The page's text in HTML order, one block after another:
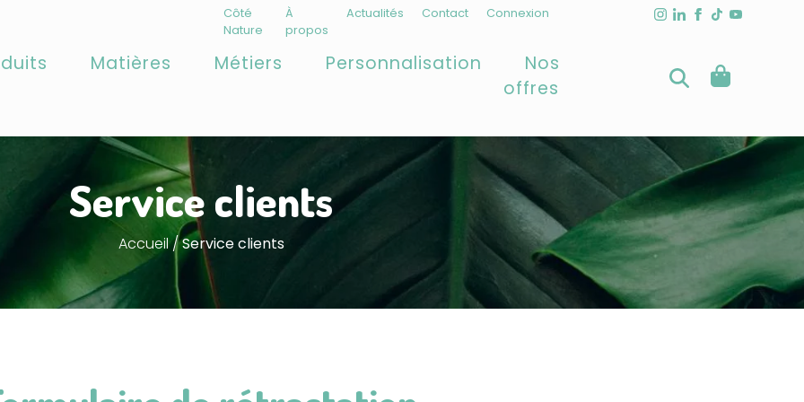
Côté
Nature
À
propos
Actualités Contact Connexion
Matières Métiers Personnalisation
Nos
offres
Service clients
Accueil/Service clients